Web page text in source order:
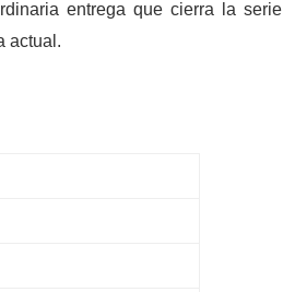
entrega que cierra la serie
actual.